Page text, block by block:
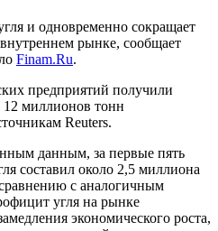
и одновременно сокращает
рынке, сообщает
Finam.Ru.
предприятий получили
12 миллионов тонн
Reuters.
данным, за первые пять
составил около 2,5 миллиона
с аналогичным
угля на рынке
экономического роста,